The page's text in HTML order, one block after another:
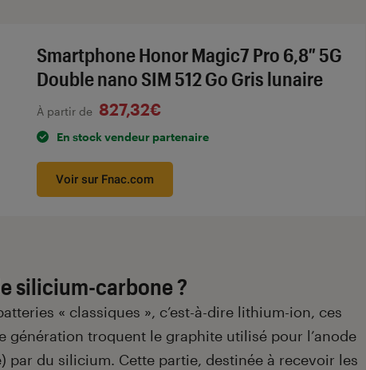
Smartphone Honor Magic7 Pro 6,8″ 5G
Double nano SIM 512 Go Gris lunaire
À partir de 827,32€
En stock vendeur partenaire
Voir sur Fnac.com
silicium-carbone ?
« classiques », c’est-à-dire lithium-ion, ces
génération troquent le graphite utilisé pour l’anode
par du silicium. Cette partie, destinée à recevoir les